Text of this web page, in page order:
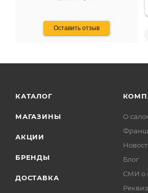
Оставить отзыв
КАТАЛОГ
МАГАЗИНЫ
АКЦИИ
БРЕНДЫ
ДОСТАВКА
О
Блог
СМИ о